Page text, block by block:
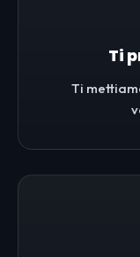
Ti
Ti